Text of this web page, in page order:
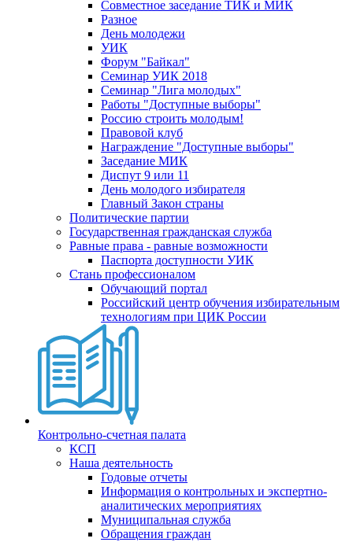
Совместное заседание ТИК и МИК
Разное
День молодежи
УИК
Форум "Байкал"
Семинар УИК 2018
Семинар "Лига молодых"
Работы "Доступные выборы"
Россию строить молодым!
Правовой клуб
Награждение "Доступные выборы"
Заседание МИК
Диспут 9 или 11
День молодого избирателя
Главный Закон страны
Политические партии
Государственная гражданская служба
Равные права - равные возможности
Паспорта доступности УИК
Стань профессионалом
Обучающий портал
Российский центр обучения избирательным
технологиям при ЦИК России
Контрольно-счетная палата
КСП
Наша деятельность
Годовые отчеты
Информация о контрольных и экспертно-
аналитических мероприятиях
Муниципальная служба
Обращения граждан